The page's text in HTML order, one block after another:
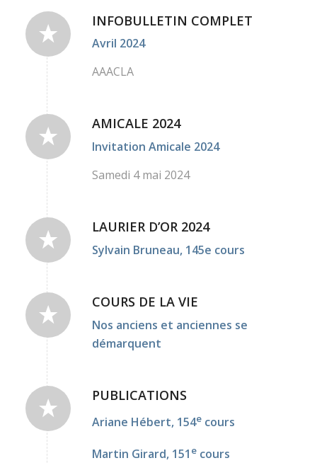
INFOBULLETIN COMPLET
Avril 2024
AAACLA
AMICALE 2024
Invitation Amicale 2024
Samedi 4 mai 2024
LAURIER D’OR 2024
Sylvain Bruneau, 145e cours
COURS DE LA VIE
Nos anciens et anciennes se
démarquent
PUBLICATIONS
Ariane Hébert, 154ecours
Martin Girard, 151 ecours